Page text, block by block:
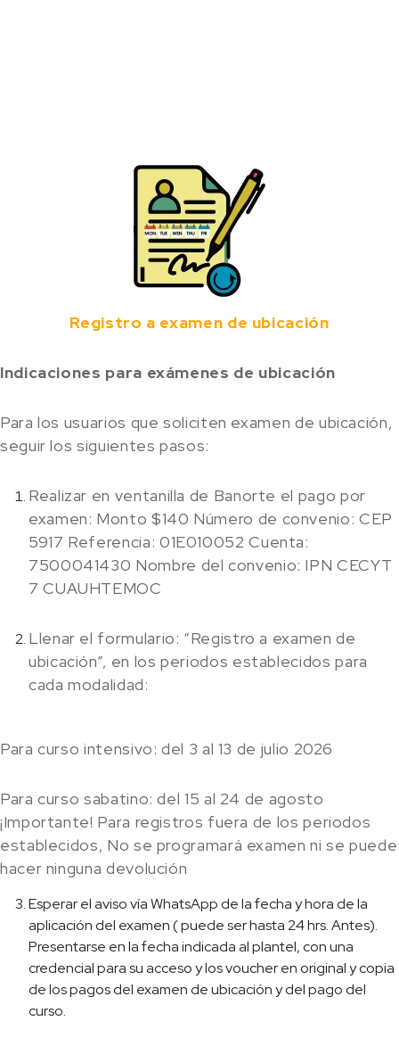
Registro a examen de ubicación
Indicaciones para exámenes de ubicación
Para los usuarios que soliciten examen de ubicación,
seguir los siguientes pasos:
Realizar en ventanilla de Banorte el pago por
examen: Monto $140 Número de convenio: CEP
5917 Referencia: 01E010052 Cuenta:
7500041430 Nombre del convenio: IPN CECYT
7 CUAUHTEMOC
Llenar el formulario: “Registro a examen de
ubicación”, en los periodos establecidos para
cada modalidad:
Para curso intensivo: del 3 al 13 de julio 2026
Para curso sabatino: del 15 al 24 de agosto
¡Importante! Para registros fuera de los periodos
establecidos, No se programará examen ni se puede
hacer ninguna devolución
Esperar el aviso vía WhatsApp de la fecha y hora de la
aplicación del examen ( puede ser hasta 24 hrs. Antes).
Presentarse en la fecha indicada al plantel, con una
credencial para su acceso y los voucher en original y copia
de los pagos del examen de ubicación y del pago del
curso.